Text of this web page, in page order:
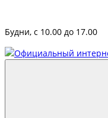
Будни, с 10.00 до 17.00